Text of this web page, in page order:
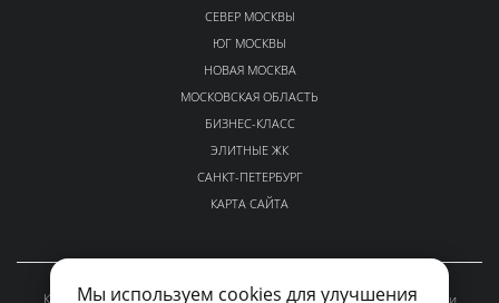
Мы используем cookies для улучшения
СЕВЕР МОСКВЫ
ЮГ МОСКВЫ
НОВАЯ МОСКВА
МОСКОВСКАЯ ОБЛАСТЬ
БИЗНЕС-КЛАСС
ЭЛИТНЫЕ ЖК
САНКТ-ПЕТЕРБУРГ
КАРТА САЙТА